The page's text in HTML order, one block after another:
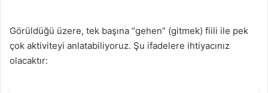
Görüldüğü üzere, tek başına “gehen” (gitmek) fiili ile pek
çok aktiviteyi anlatabiliyoruz. Şu ifadelere ihtiyacınız
olacaktır: